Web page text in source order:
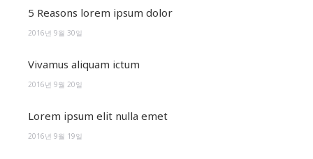
5 Reasons lorem ipsum dolor
2016년 9월 30일
Vivamus aliquam ictum
2016년 9월 20일
Lorem ipsum elit nulla emet
2016년 9월 19일